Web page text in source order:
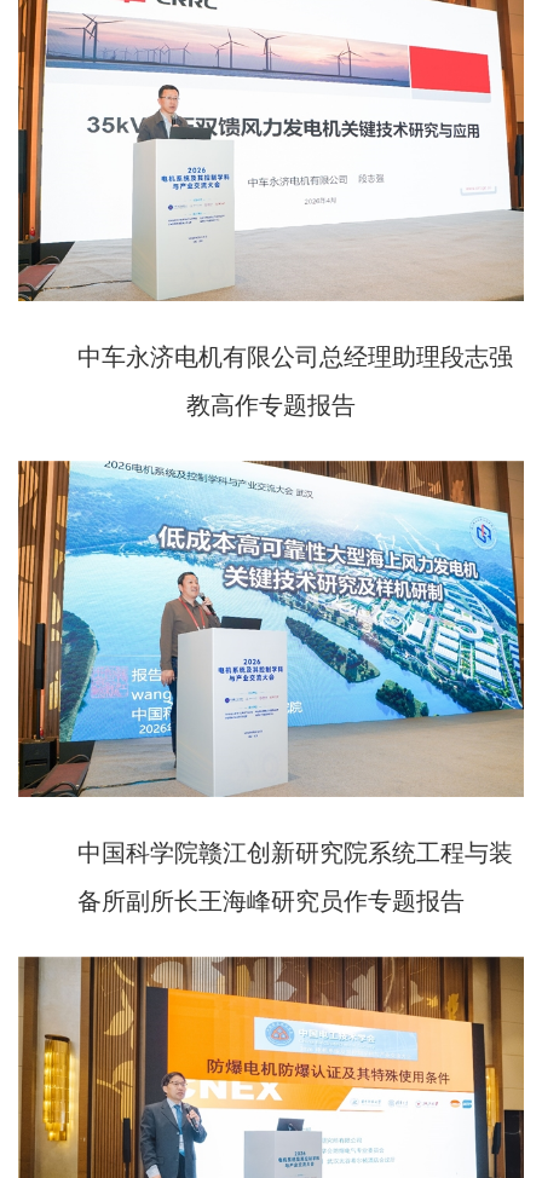
中车永济电机有限公司总经理助理段志强
教高作专题报告
中国科学院赣江创新研究院系统工程与装
备所副所长王海峰研究员作专题报告